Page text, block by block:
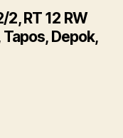
2, RT 12 RW
Tapos, Depok,